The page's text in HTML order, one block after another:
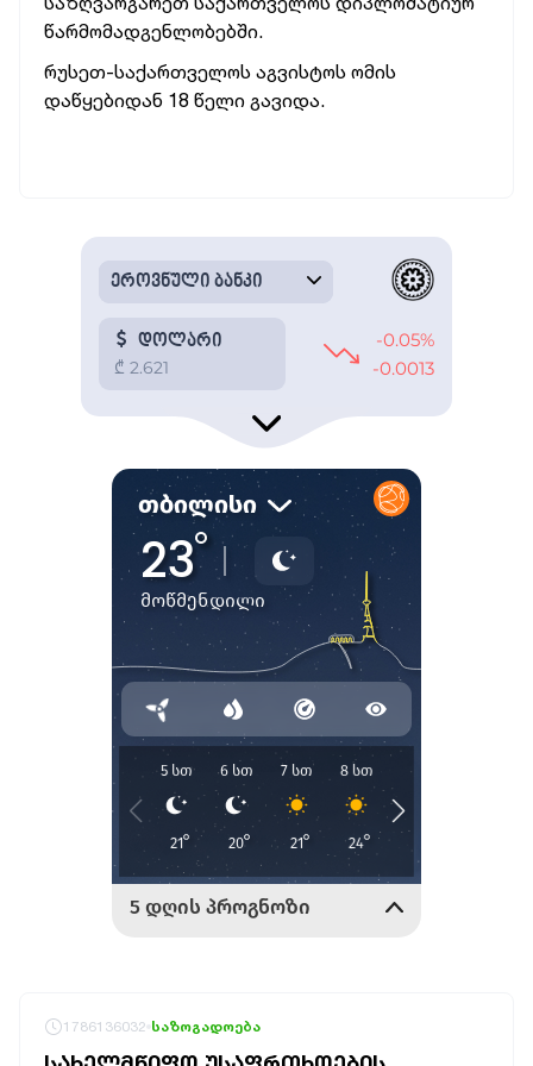
წარმომადგენლობებში.
რუსეთ-საქართველოს აგვისტოს ომის
დაწყებიდან 18 წელი გავიდა.
1786136032 საზოგადოება